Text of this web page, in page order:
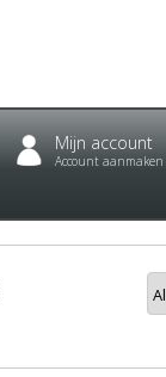
Mijn account
Account aanmaken